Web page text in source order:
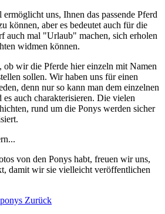
uns, Ihnen das passende Pferd
können, aber es bedeutet auch für die
auch mal "Urlaub" machen, sich erholen
widmen können.
ob wir die Pferde hier einzeln mit Namen
sollen. Wir haben uns für einen
denn nur so kann man dem einzelnen
auch charakterisieren. Die vielen
rund um die Ponys werden sicher
von den Ponys habt, freuen wir uns,
damit wir sie vielleicht veröffentlichen
Zurück